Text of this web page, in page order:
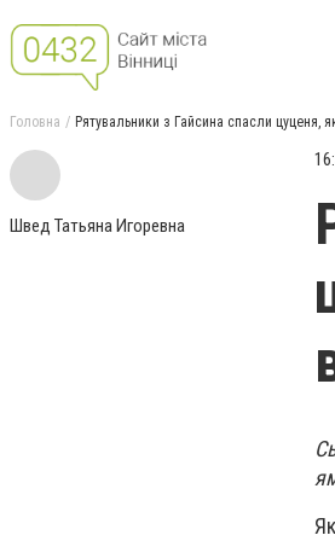
Головна Рятувальники з Гайсина спасли цуценя,
Швед Татьяна Игоревна